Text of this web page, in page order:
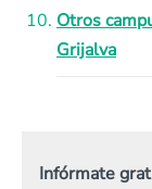
Otros
Grijalva
Infórmate